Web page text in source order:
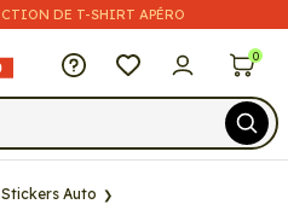
DE T-SHIRT APÉRO
MPA Déco 0
Stickers Auto